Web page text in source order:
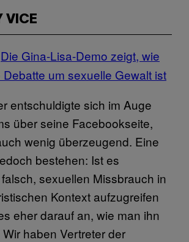
VICE
Die Gina-Lisa-Demo zeigt, wie
um sexuelle Gewalt ist
entschuldigte sich im Auge
über seine Facebookseite,
wenig überzeugend. Eine
bestehen: Ist es
sexuellen Missbrauch in
Kontext aufzugreifen
eher darauf an, wie man ihn
haben Vertreter der